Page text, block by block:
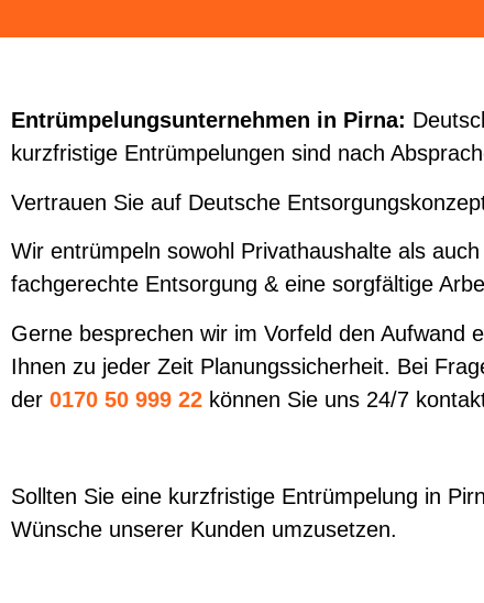
Entrümpelungsunternehmen in Pirna:
kurzfristige Entrümpelungen sind nach
Vertrauen Sie auf Deutsche
Wir entrümpeln sowohl Privathaushalte als
fachgerechte Entsorgung & eine sorgfältige
Gerne besprechen wir im Vorfeld den Aufwand
Ihnen zu jeder Zeit Planungssicherheit. Bei
der 0170 50 999 22 können Sie uns 24/7
Sollten Sie eine kurzfristige Entrümpelung in
Wünsche unserer Kunden umzusetzen.